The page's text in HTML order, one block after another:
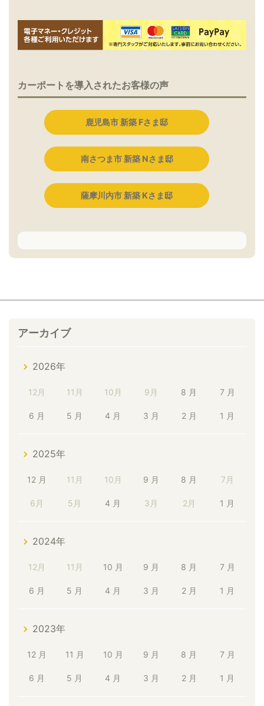
カーポートを導入されたお客様の声
鹿児島市 新築 Fさま邸
南さつま市 新築 Nさま邸
薩摩川内市 新築 Kさま邸
アーカイブ
2026年
12月 11月 10月 9月 8 月 7 月
6 月 5 月 4 月 3 月 2 月 1 月
2025年
12 月 11月 10月 9 月 8 月 7月
6月 5月 4 月 3月 2月 1 月
2024年
12月 11月 10 月 9 月 8 月 7 月
6 月 5 月 4 月 3 月 2 月 1 月
2023年
12 月 11 月 10 月 9 月 8 月 7 月
6 月 5 月 4 月 3 月 2 月 1 月